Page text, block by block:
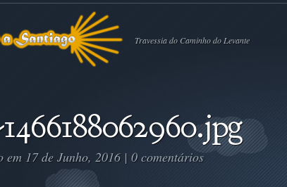
Travessia do Caminho do Levante
em 17 de Junho, 2016 | 0 comentários